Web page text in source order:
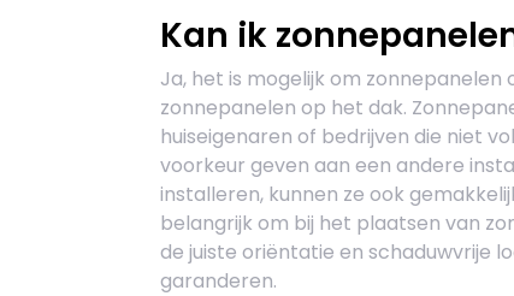
Kan ik
Ja, het is mogelijk om
zonnepanelen op het dak.
huiseigenaren of bedrijven die niet
voorkeur geven aan een andere
installeren, kunnen ze ook
belangrijk om bij het plaatsen van
de juiste oriëntatie en schaduwvrije
garanderen.